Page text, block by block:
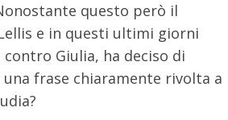
questo però il
e in questi ultimi giorni
Giulia, ha deciso di
una frase chiaramente rivolta a